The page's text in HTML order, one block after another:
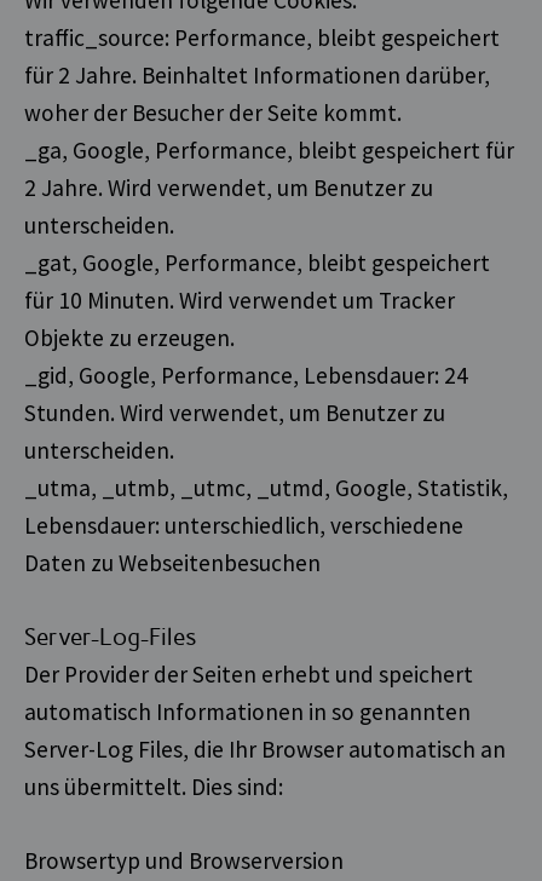
traffic_source: Performance, bleibt gespeichert
für 2 Jahre. Beinhaltet Informationen darüber,
woher der Besucher der Seite kommt.
_ga, Google, Performance, bleibt gespeichert für
2 Jahre. Wird verwendet, um Benutzer zu
unterscheiden.
_gat, Google, Performance, bleibt gespeichert
für 10 Minuten. Wird verwendet um Tracker
Objekte zu erzeugen.
_gid, Google, Performance, Lebensdauer: 24
Stunden. Wird verwendet, um Benutzer zu
unterscheiden.
_utma, _utmb, _utmc, _utmd, Google, Statistik,
Lebensdauer: unterschiedlich, verschiedene
Daten zu Webseitenbesuchen
Server-Log-Files
Der Provider der Seiten erhebt und speichert
automatisch Informationen in so genannten
Server-Log Files, die Ihr Browser automatisch an
uns übermittelt. Dies sind:
Browsertyp und Browserversion